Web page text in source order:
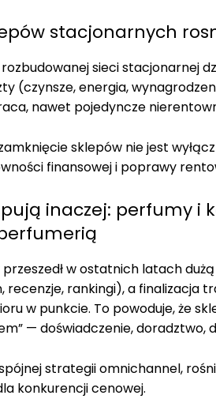
stacjonarnych
sieci stacjonarnej
(czynsze, energia,
nawet pojedyncze
sklepów nie jest
finansowej i poprawy
inaczej: perfumy i
w ostatnich latach
recenzje, rankingi), a finalizacja
w punkcie. To powoduje, że
— doświadczenie, doradztwo,
strategii omnichannel,
konkurencji cenowej.